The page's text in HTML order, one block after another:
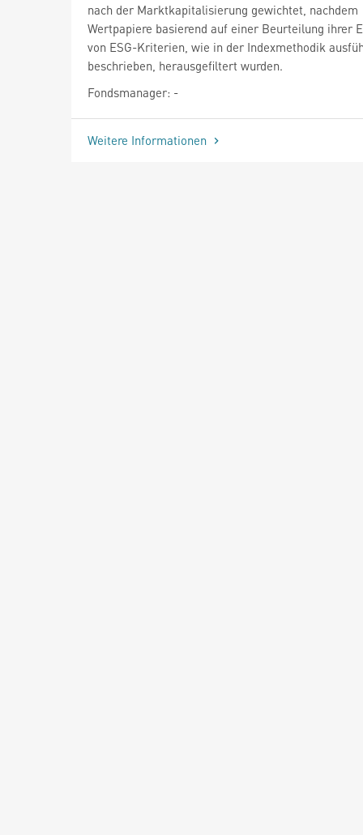
nach der Marktkapitalisierung gewichtet, nachdem
Wertpapiere basierend auf einer Beurteilung ihrer
von ESG-Kriterien, wie in der Indexmethodik
beschrieben, herausgefiltert wurden.
Fondsmanager: -
Weitere Informationen